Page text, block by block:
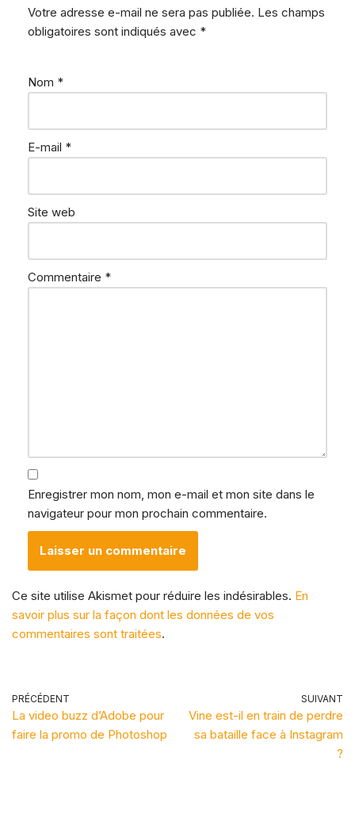
Votre adresse e-mail ne sera pas publiée. Les champs
obligatoires sont indiqués avec *
Nom *
E-mail *
Site web
Commentaire *
Enregistrer mon nom, mon e-mail et mon site dans le
navigateur pour mon prochain commentaire.
Ce site utilise Akismet pour réduire les indésirables. En
savoir plus sur la façon dont les données de vos
commentaires sont traitées.
PRÉCÉDENT
La video buzz d’Adobe pour
faire la promo de Photoshop
SUIVANT
Vine est-il en train de perdre
sa bataille face à Instagram
?